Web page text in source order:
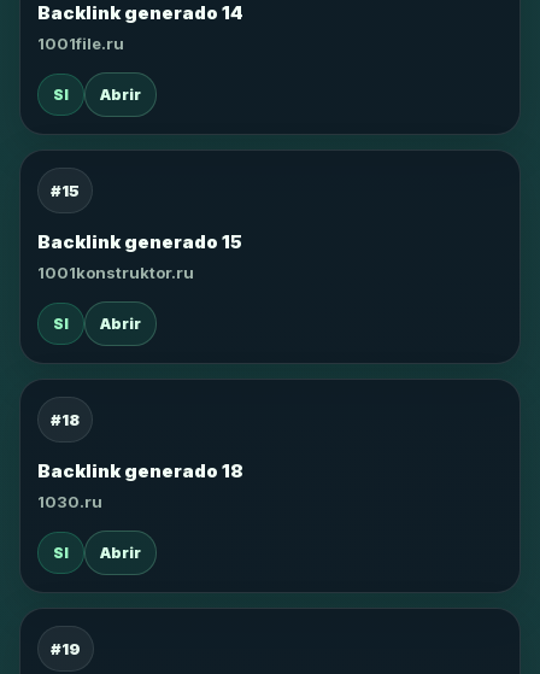
Backlink generado 14
1001file.ru
SI Abrir
#15
Backlink generado 15
1001konstruktor.ru
SI Abrir
#18
Backlink generado 18
1030.ru
SI Abrir
#19